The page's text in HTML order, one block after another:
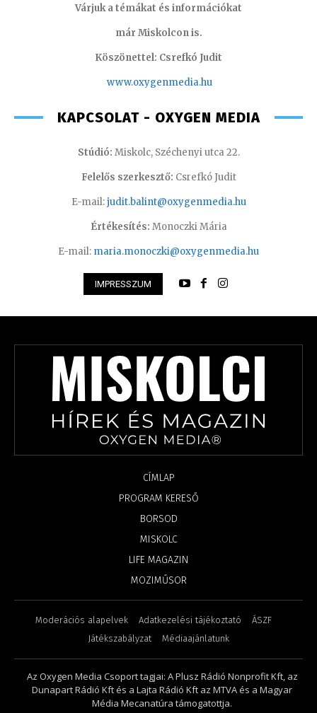
Várjuk a témákat és információkat
már Miskolcon is.
Köszönettel: Csrefkó Judit
www.oxygenmedia.hu
KAPCSOLAT - OXYGEN MEDIA
Stúdió: Miskolc, Széchenyi utca 22.
Felelős szerkesztő: Csrefkó Judit
E-mail:judit.balint@oxygenmedia.hu
Értékesítés: Monoczki Mária
E-mail: maria.monoczki@oxygenmedia.hu
IMPRESSZUM
CÍMLAP
PROGRAM KERESŐ
BORSOD
MISKOLC
LIFE MAGAZIN
MOZIMŰSOR
Moderációs alapelvek Adatkezelési tájékoztató
ÁSZF
Játékszabályzat
Médiaajánlatunk
Az Oxygen Media Csoport tagjai: A Plusz Rádió Nonprofit Kft, az
Dunapart Rádió Kft és a Lajta Rádió Kft az MTVA és a Magyar
Média Mecanatúra támogatottja.